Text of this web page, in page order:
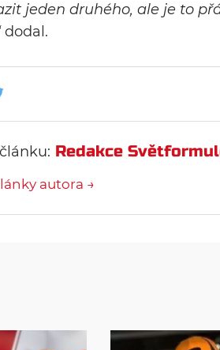
jeden druhého, ale je to
dodal.
Redakce
autora →